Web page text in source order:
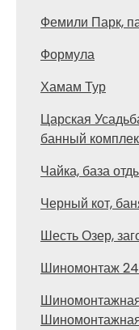
Фемили Парк,
Формула
Хамам Тур
Царская
банный
Чайка, база
Черный кот,
Шесть Озер,
Шиномонтаж 24